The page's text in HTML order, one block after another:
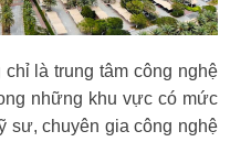
là trung tâm công nghệ
những khu vực có mức
sư, chuyên gia công nghệ